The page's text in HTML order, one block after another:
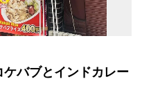
バブとインドカレー